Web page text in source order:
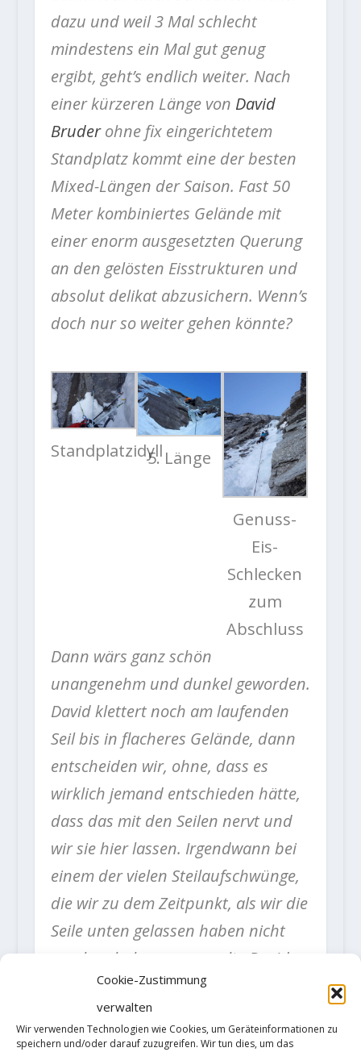
Cookie-Zustimmung
verwalten
Wir verwenden Technologien wie Cookies, um Geräteinformationen zu
speichern und/oder darauf zuzugreifen. Wir tun dies, um das
dazu und weil 3 Mal schlecht
mindestens ein Mal gut genug
ergibt, geht’s endlich weiter. Nach
einer kürzeren Länge von David
Bruderohne fix eingerichtetem
Standplatz kommt eine der besten
Mixed-Längen der Saison. Fast 50
Meter kombiniertes Gelände mit
einer enorm ausgesetzten Querung
an den gelösten Eisstrukturen und
absolut delikat abzusichern. Wenn’s
doch nur so weiter gehen könnte?
Standplatzidyll5. Länge
Genuss-
Eis-
Schlecken
zum
Abschluss
Dann wärs ganz schön
unangenehm und dunkel geworden.
David klettert noch am laufenden
Seil bis in flacheres Gelände, dann
entscheiden wir, ohne, dass es
wirklich jemand entschieden hätte,
dass das mit den Seilen nervt und
wir sie hier lassen. Irgendwann bei
einem der vielen Steilaufschwünge,
die wir zu dem Zeitpunkt, als wir die
Seile unten gelassen haben nicht
gesehen haben, grummelte David
irgendwas von „auch wieder
runter“. Aber mit Paul Preuß in den
Gedanken ging auch das irgendwie.